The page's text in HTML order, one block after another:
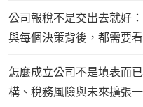
公司報稅不是交出去就好
與每個決策背後，都需要
怎麼成立公司不是填表而
構、稅務風險與未來擴張